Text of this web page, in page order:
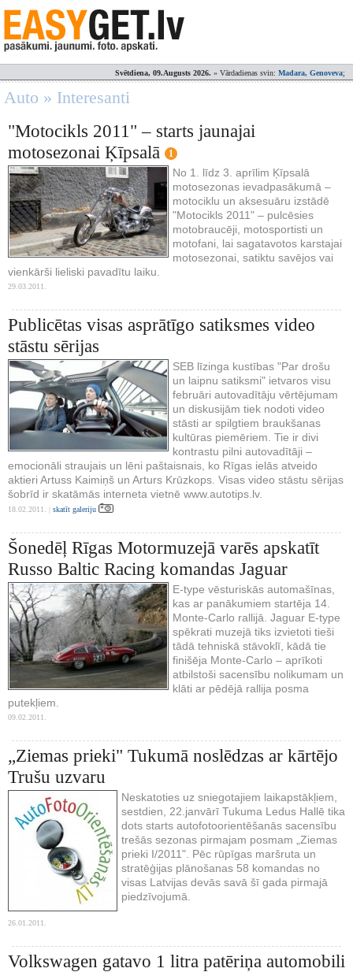
Svētdiena, 09.Augusts 2026. » Vārdadienas svin: Madara, Genoveva;
Auto » Interesanti
"Motocikls 2011" – starts jaunajai
motosezonai Ķīpsalā
1
No 1. līdz 3. aprīlim Ķīpsalā
motosezonas ievadpasākumā –
motociklu un aksesuāru izstādē
"Motocikls 2011" – pulcēsies
motobraucēji, motosportisti un
motofani, lai sagatavotos karstajai
motosezonai, satiktu savējos vai
vienkārši lieliski pavadītu laiku.
29.03.2011.
Publicētas visas asprātīgo satiksmes video
stāstu sērijas
SEB līzinga kustības "Par drošu
un laipnu satiksmi" ietvaros visu
februāri autovadītāju vērtējumam
un diskusijām tiek nodoti video
stāsti ar spilgtiem braukšanas
kultūras piemēriem. Tie ir divi
kontrastu pilni autovadītāji –
emocionāli straujais un lēni paštaisnais, ko Rīgas ielās atveido
aktieri Artuss Kaimiņš un Arturs Krūzkops. Visas video stāstu sērijas
šobrīd ir skatāmās interneta vietnē www.autotips.lv.
18.02.2011. | skatīt galeriju
Šonedēļ Rīgas Motormuzejā varēs apskatīt
Russo Baltic Racing komandas Jaguar
E-type vēsturiskās automašīnas,
kas ar panākumiem startēja 14.
Monte-Carlo rallijā. Jaguar E-type
spēkrati muzejā tiks izvietoti tieši
tādā tehniskā stāvoklī, kādā tie
finišēja Monte-Carlo – aprīkoti
atbilstoši sacensību nolikumam un
klāti ar pēdējā rallija posma
putekļiem.
09.02.2011.
„Ziemas prieki" Tukumā noslēdzas ar kārtējo
Trušu uzvaru
Neskatoties uz sniegotajiem laikapstākļiem,
sestdien, 22.janvārī Tukuma Ledus Hallē tika
dots starts autofotoorientēšanās sacensību
trešās sezonas pirmajam posmam „Ziemas
prieki I/2011". Pēc rūpīgas maršruta un
stratēģijas plānošanas 58 komandas no
visas Latvijas devās savā šī gada pirmajā
piedzīvojumā.
26.01.2011.
Volkswagen gatavo 1 litra patēriņa automobili